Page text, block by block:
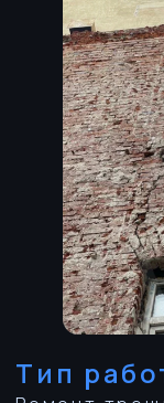
Тип работ:
Проблема:
Ремонт трещин,
Динамические
стенах.